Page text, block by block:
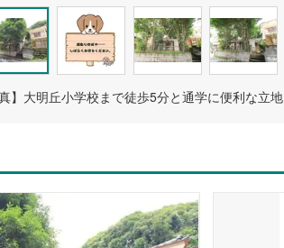
真】大明丘小学校まで徒歩5分と通学に便利な立地